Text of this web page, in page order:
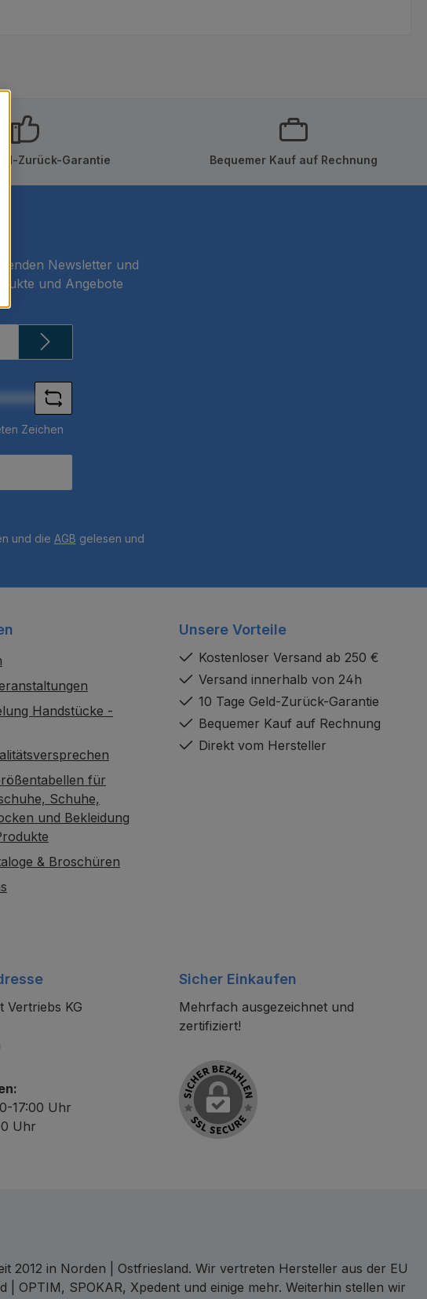
Zurück-Garantie Bequemer Kauf auf Rechnung
Newsletter und
und Angebote
Zeichen
und die AGB gelesen und
Handstücke -
für
Schuhe,
und Bekleidung
& Broschüren
Unsere Vorteile
Kostenloser Versand ab 250 €
Versand innerhalb von 24h
10 Tage Geld-Zurück-Garantie
Bequemer Kauf auf Rechnung
Direkt vom Hersteller
Vertriebs KG
17:00 Uhr
Uhr
Sicher Einkaufen
Mehrfach ausgezeichnet und
zertifiziert!
2012 in Norden | Ostfriesland. Wir vertreten Hersteller aus der EU
OPTIM, SPOKAR, Xpedent und einige mehr. Weiterhin stellen wir